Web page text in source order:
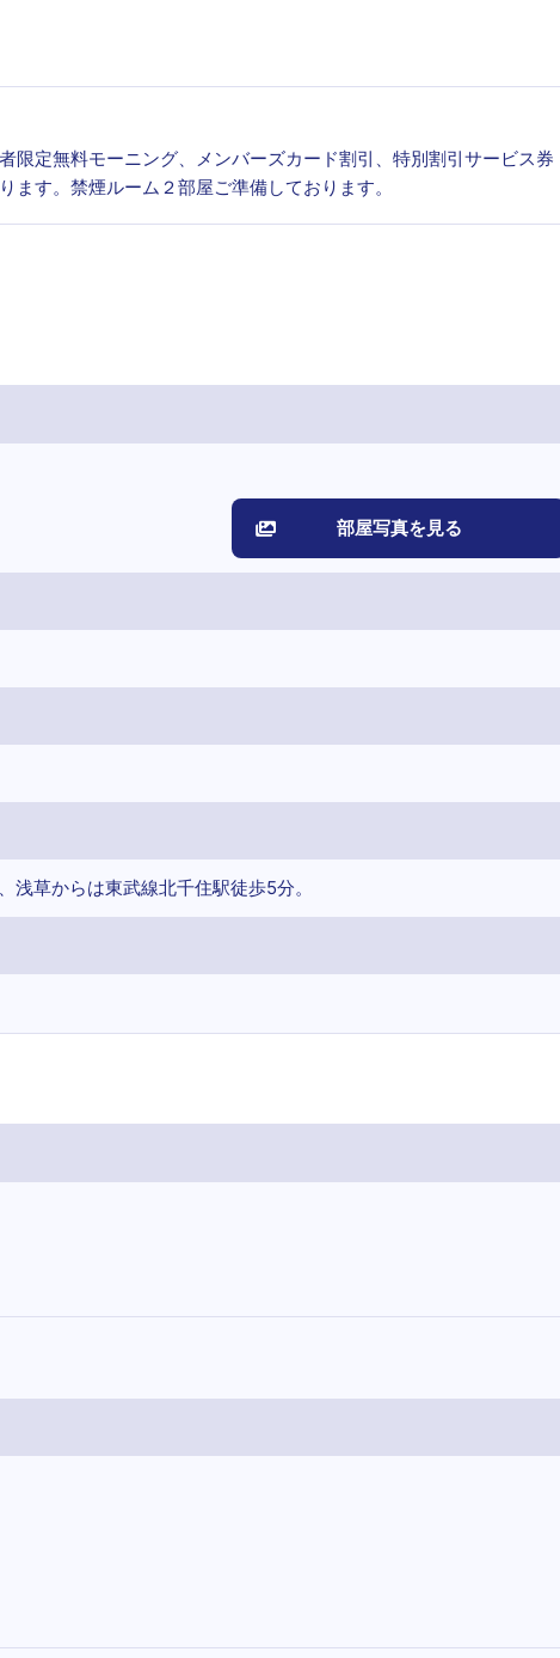
限定無料モーニング、メンバーズカード割引、特別割引サービス券
す。禁煙ルーム２部屋ご準備しております。
部屋写真を見る
草からは東武線北千住駅徒歩5分。